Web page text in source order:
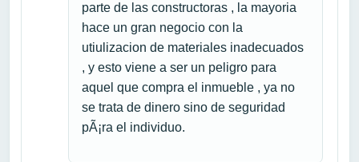
parte de las constructoras , la mayoria
hace un gran negocio con la
utiulizacion de materiales inadecuados
, y esto viene a ser un peligro para
aquel que compra el inmueble , ya no
se trata de dinero sino de seguridad
pÃ¡ra el individuo.